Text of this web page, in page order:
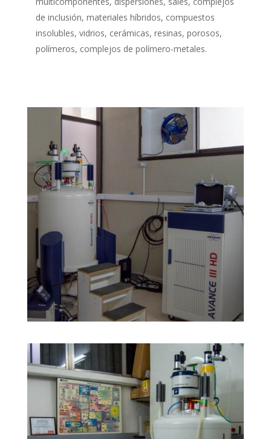
de inclusión, materiales híbridos, compuestos
insolubles, vidrios, cerámicas, resinas, porosos,
polímeros, complejos de polímero-metales.